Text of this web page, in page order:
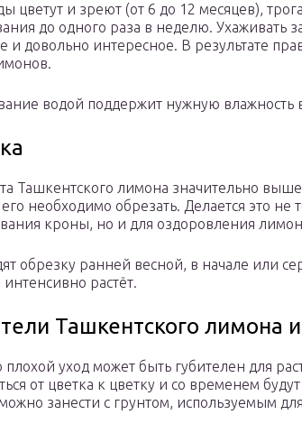
цветут и зреют (от 6 до 12 месяцев),
до одного раза в неделю. Ухаживать
и довольно интересное. В результате
водой поддержит нужную влажность
Ташкентского лимона значительно
необходимо обрезать. Делается это не
кроны, но и для оздоровления
обрезку ранней весной, в начале или
растёт.
Ташкентского лимона
плохой уход может быть губителен для
от цветка к цветку и со временем
занести с грунтом, используемым